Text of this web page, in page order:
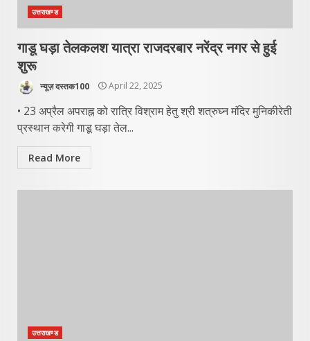
उत्तराखण्ड
गाडू घड़ा तेलकलश यात्रा राजदरबार नरेंद्र नगर से हुई
शुरू
न्यूज़ दस्तक100 April 22, 2025
• 23 अप्रैल अपराह्न को रात्रि विश्राम हेतु श्री शत्रुघ्न मंदिर मुनिकीरेती
प्रस्थान करेगी गाडू घड़ा तेल...
Read More
उत्तराखण्ड